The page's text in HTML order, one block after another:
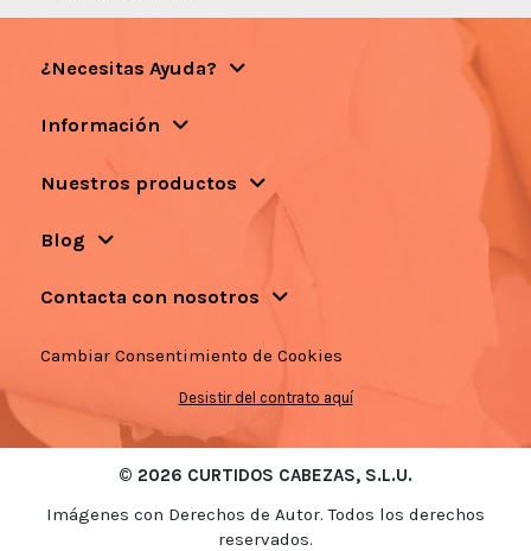
¿Necesitas Ayuda?
Información
Nuestros productos
Blog
Contacta con nosotros
Cambiar Consentimiento de Cookies
Desistir del contrato aquí
© 2026 CURTIDOS CABEZAS, S.L.U.
Imágenes con Derechos de Autor. Todos los derechos
reservados.